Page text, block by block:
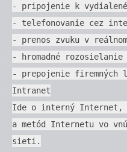
- pripojenie k
- telefonovanie cez
- prenos zvuku v
- hromadné rozosielanie
- prepojenie firemných
Intranet
Ide o interný Internet,
a metód Internetu vo
sieti.